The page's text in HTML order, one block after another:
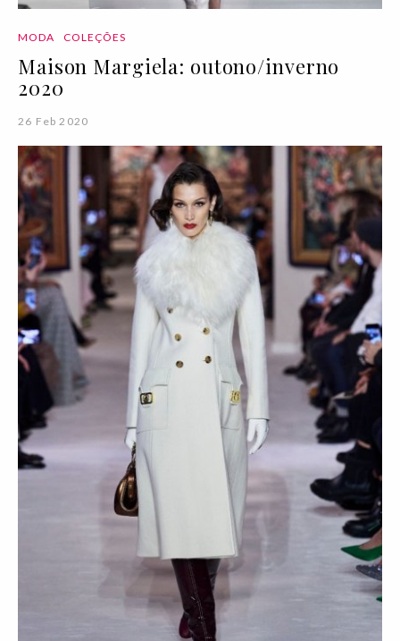
MODA COLEÇÕES
Maison Margiela: outono/inverno
2020
26 Feb 2020